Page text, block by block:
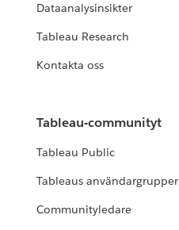
Dataanalysinsikter
Tableau Research
Kontakta oss
Tableau-communityt
Tableau Public
Tableaus användargrupper
Communityledare